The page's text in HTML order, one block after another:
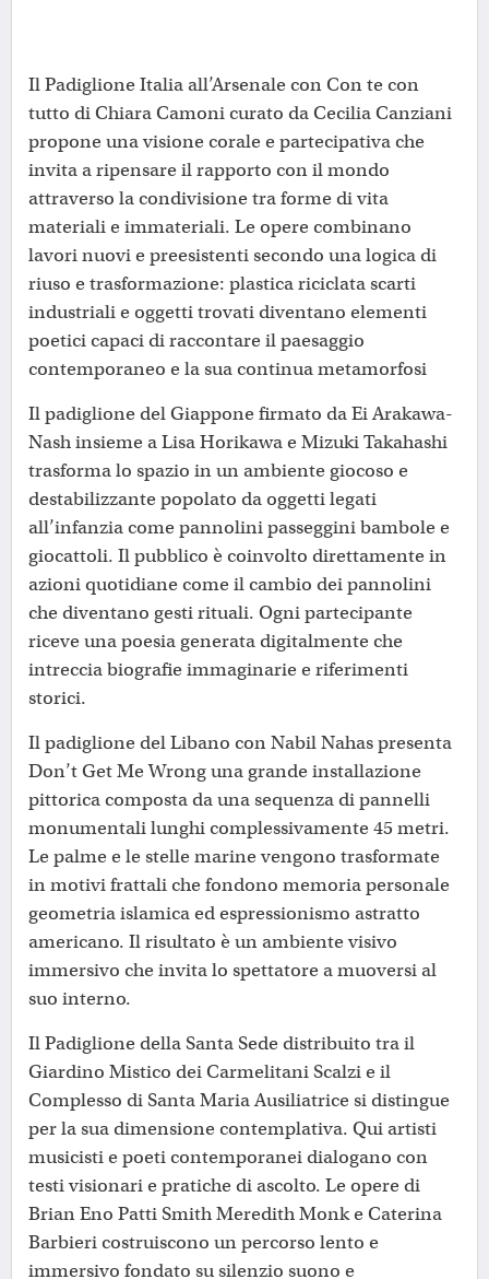
Il Padiglione Italia all’Arsenale con Con te con
tutto di Chiara Camoni curato da Cecilia Canziani
propone una visione corale e partecipativa che
invita a ripensare il rapporto con il mondo
attraverso la condivisione tra forme di vita
materiali e immateriali. Le opere combinano
lavori nuovi e preesistenti secondo una logica di
riuso e trasformazione: plastica riciclata scarti
industriali e oggetti trovati diventano elementi
poetici capaci di raccontare il paesaggio
contemporaneo e la sua continua metamorfosi
Il padiglione del Giappone firmato da Ei Arakawa-
Nash insieme a Lisa Horikawa e Mizuki Takahashi
trasforma lo spazio in un ambiente giocoso e
destabilizzante popolato da oggetti legati
all’infanzia come pannolini passeggini bambole e
giocattoli. Il pubblico è coinvolto direttamente in
azioni quotidiane come il cambio dei pannolini
che diventano gesti rituali. Ogni partecipante
riceve una poesia generata digitalmente che
intreccia biografie immaginarie e riferimenti
storici.
Il padiglione del Libano con Nabil Nahas presenta
Don’t Get Me Wrong una grande installazione
pittorica composta da una sequenza di pannelli
monumentali lunghi complessivamente 45 metri.
Le palme e le stelle marine vengono trasformate
in motivi frattali che fondono memoria personale
geometria islamica ed espressionismo astratto
americano. Il risultato è un ambiente visivo
immersivo che invita lo spettatore a muoversi al
suo interno.
Il Padiglione della Santa Sede distribuito tra il
Giardino Mistico dei Carmelitani Scalzi e il
Complesso di Santa Maria Ausiliatrice si distingue
per la sua dimensione contemplativa. Qui artisti
musicisti e poeti contemporanei dialogano con
testi visionari e pratiche di ascolto. Le opere di
Brian Eno Patti Smith Meredith Monk e Caterina
Barbieri costruiscono un percorso lento e
immersivo fondato su silenzio suono e